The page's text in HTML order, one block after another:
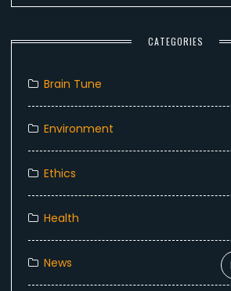
CATEGORIES
Brain Tune
Environment
Ethics
Health
News